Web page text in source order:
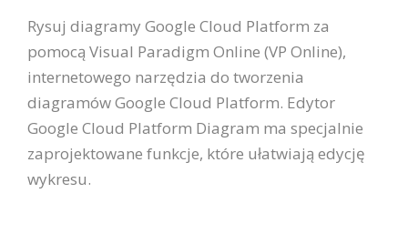
Rysuj diagramy Google Cloud Platform za
pomocą Visual Paradigm Online (VP Online),
internetowego narzędzia do tworzenia
diagramów Google Cloud Platform. Edytor
Google Cloud Platform Diagram ma specjalnie
zaprojektowane funkcje, które ułatwiają edycję
wykresu.